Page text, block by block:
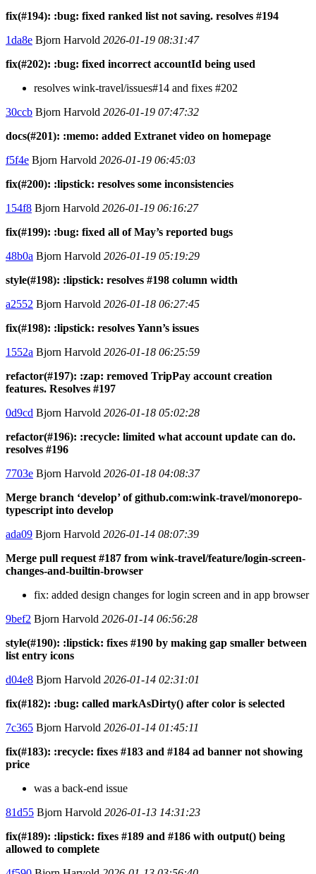
fix(#194): :bug: fixed ranked list not saving. resolves #194
1da8e Bjorn Harvold 2026-01-19 08:31:47
fix(#202): :bug: fixed incorrect accountId being used
resolves wink-travel/issues#14 and fixes #202
30ccb Bjorn Harvold 2026-01-19 07:47:32
docs(#201): :memo: added Extranet video on homepage
f5f4e Bjorn Harvold 2026-01-19 06:45:03
fix(#200): :lipstick: resolves some inconsistencies
154f8 Bjorn Harvold 2026-01-19 06:16:27
fix(#199): :bug: fixed all of May’s reported bugs
48b0a Bjorn Harvold 2026-01-19 05:19:29
style(#198): :lipstick: resolves #198 column width
a2552 Bjorn Harvold 2026-01-18 06:27:45
fix(#198): :lipstick: resolves Yann’s issues
1552a Bjorn Harvold 2026-01-18 06:25:59
refactor(#197): :zap: removed TripPay account creation
features. Resolves #197
0d9cd Bjorn Harvold 2026-01-18 05:02:28
refactor(#196): :recycle: limited what account update can do.
resolves #196
7703e Bjorn Harvold 2026-01-18 04:08:37
Merge branch ‘develop’ of github.com:wink-travel/monorepo-
typescript into develop
ada09 Bjorn Harvold 2026-01-14 08:07:39
Merge pull request #187 from wink-travel/feature/login-screen-
changes-and-builtin-browser
fix: added design changes for login screen and in app browser
9bef2 Bjorn Harvold 2026-01-14 06:56:28
style(#190): :lipstick: fixes #190 by making gap smaller between
list entry icons
d04e8 Bjorn Harvold 2026-01-14 02:31:01
fix(#182): :bug: called markAsDirty() after color is selected
7c365 Bjorn Harvold 2026-01-14 01:45:11
fix(#183): :recycle: fixes #183 and #184 ad banner not showing
price
was a back-end issue
81d55 Bjorn Harvold 2026-01-13 14:31:23
fix(#189): :lipstick: fixes #189 and #186 with output() being
allowed to complete